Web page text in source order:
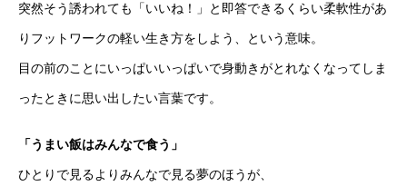
突然そう誘われても「いいね！」と即答できるくらい柔軟性があ
りフットワークの軽い生き方をしよう、という意味。
目の前のことにいっぱいいっぱいで身動きがとれなくなってしま
ったときに思い出したい言葉です。
「うまい飯はみんなで食う」
ひとりで見るよりみんなで見る夢のほうが、